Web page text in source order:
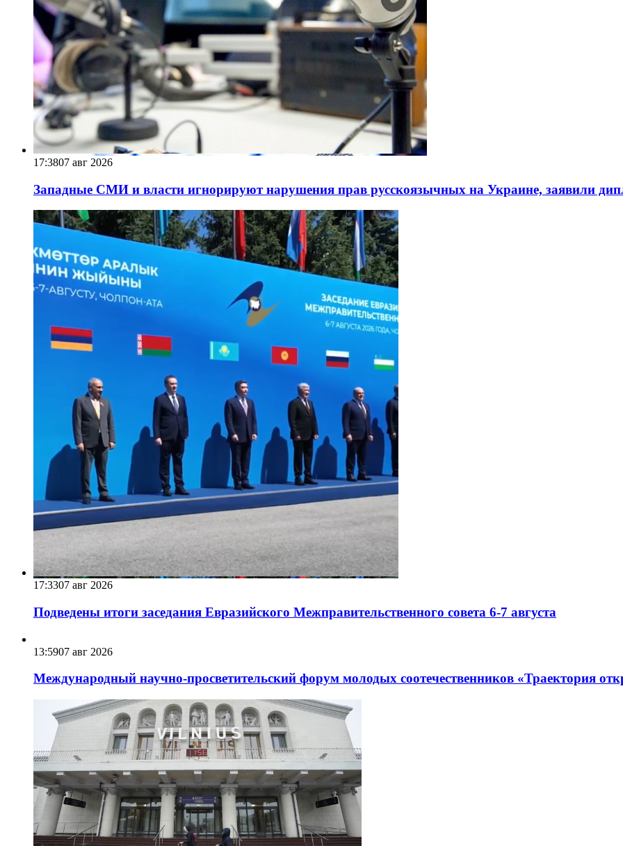
17:3807 авг 2026
Западные СМИ и власти игнорируют нарушения прав русскоязычных на Украине, заявили
17:3307 авг 2026
Подведены итоги заседания Евразийского Межправительственного совета 6-7 августа
13:5907 авг 2026
Международный научно-просветительский форум молодых соотечественников «Траектория